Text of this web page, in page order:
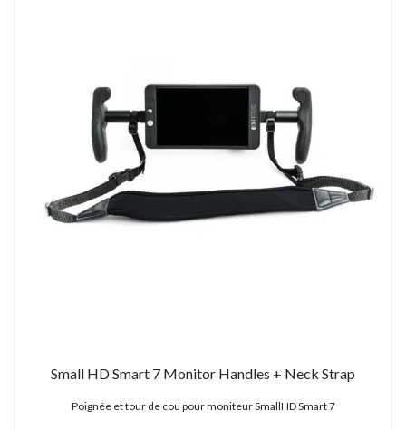
Small HD Smart 7 Monitor Handles + Neck Strap
Poignée et tour de cou pour moniteur SmallHD Smart 7